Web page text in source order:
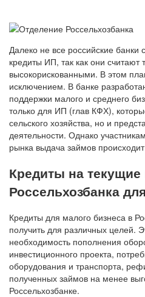
Далеко не все российские банки
кредиты ИП, так как они считают
высокорискованными. В этом
исключением. В банке
поддержки малого и среднего
только для ИП (глав КФХ),
сельского хозяйства, но и
деятельности. Однако
рынка выдача займов
Кредиты на текущие
Россельхозбанка
Кредиты для малого бизнеса в
получить для различных целей.
необходимость пополнения
инвестиционного проекта,
оборудования и транспорта,
полученных займов на менее
Россельхозбанке.